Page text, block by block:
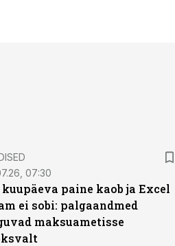
07:30
kuupäeva paine kaob ja Excel
ei sobi: palgaandmed
maksuametisse